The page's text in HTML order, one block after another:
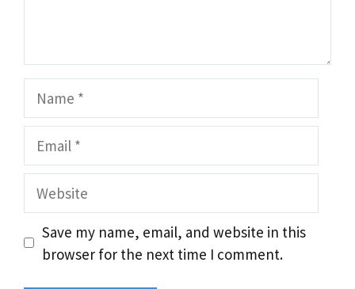
Website
Save my name, email, and website in this
browser for the next time I comment.